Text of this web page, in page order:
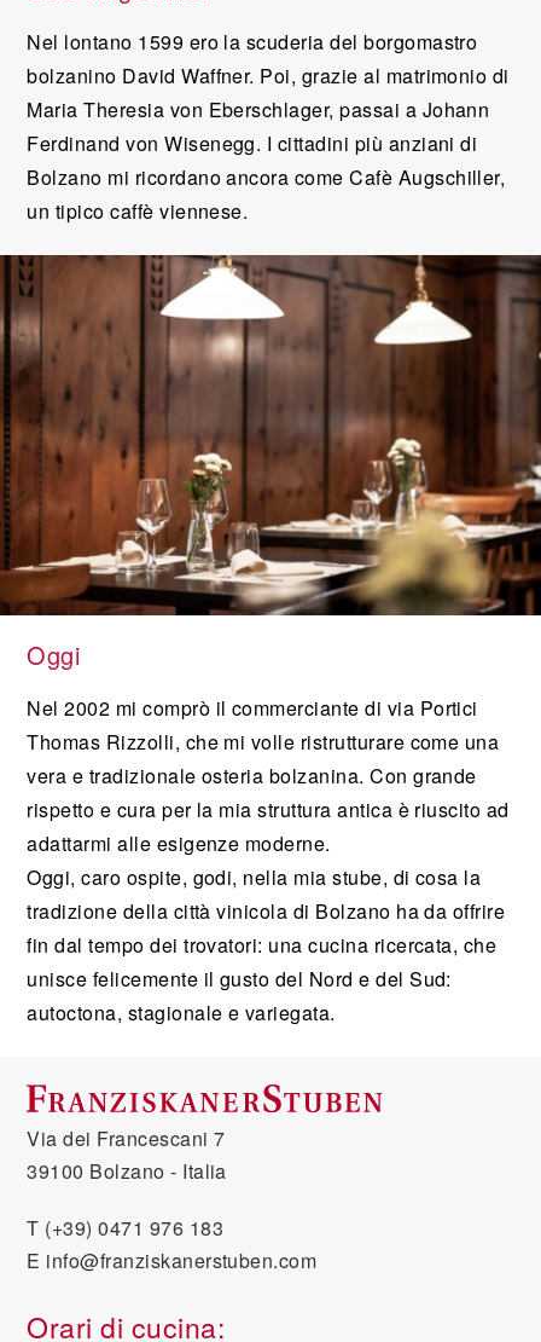
Nel lontano 1599 ero la scuderia del borgomastro
bolzanino David Waffner. Poi, grazie al matrimonio di
Maria Theresia von Eberschlager, passai a Johann
Ferdinand von Wisenegg. I cittadini più anziani di
Bolzano mi ricordano ancora come Cafè Augschiller,
un tipico caffè viennese.
Oggi
Nel 2002 mi comprò il commerciante di via Portici
Thomas Rizzolli, che mi volle ristrutturare come una
vera e tradizionale osteria bolzanina. Con grande
rispetto e cura per la mia struttura antica è riuscito ad
adattarmi alle esigenze moderne.
Oggi, caro ospite, godi, nella mia stube, di cosa la
tradizione della città vinicola di Bolzano ha da offrire
fin dal tempo dei trovatori: una cucina ricercata, che
unisce felicemente il gusto del Nord e del Sud:
autoctona, stagionale e variegata.
Via dei Francescani 7
39100 Bolzano - Italia
T (+39) 0471 976 183
E info@franziskanerstuben.com
Orari di cucina: